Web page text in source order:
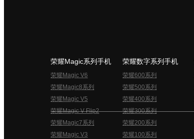
荣耀Magic系列手机
荣耀Magic V6
荣耀Magic8系列
荣耀Magic V5
荣耀Magic V Flip2
荣耀Magic7系列
荣耀Magic V3
荣耀数字系列手机
荣耀600系列
荣耀500系列
荣耀400系列
荣耀300系列
荣耀200系列
荣耀100系列